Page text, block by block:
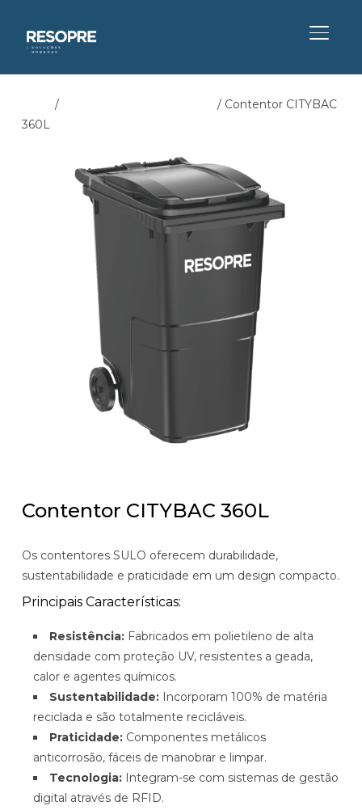
/
/ Contentor CITYBAC
360L
Contentor CITYBAC 360L
Os contentores SULO oferecem durabilidade,
sustentabilidade e praticidade em um design compacto.
Principais Características:
Resistência:Fabricados em polietileno de alta
densidade com proteção UV, resistentes a geada,
calor e agentes químicos.
Sustentabilidade:Incorporam 100% de matéria
reciclada e são totalmente recicláveis.
Praticidade:Componentes metálicos
anticorrosão, fáceis de manobrar e limpar.
Tecnologia:Integram-se com sistemas de gestão
digital através de RFID.